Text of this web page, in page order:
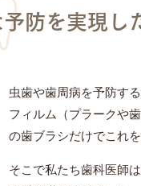
防を実現し
虫歯や歯周病を予防す
フィルム（プラークや
の歯ブラシだけでこれ
そこで私たち歯科医師